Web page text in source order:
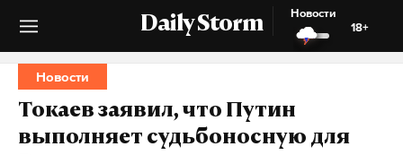
Daily Storm
Новости
18+
Новости
Токаев заявил, что Путин
выполняет судьбоносную для